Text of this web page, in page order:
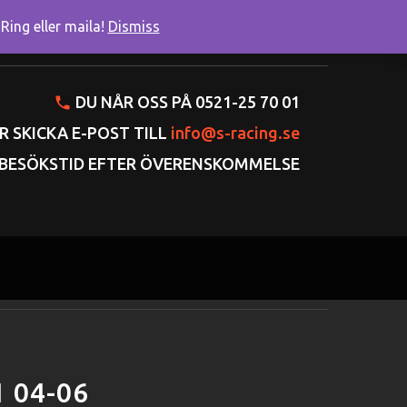
Varukorgen
DU NÅR OSS PÅ 0521-25 70 01
SKICKA E-POST TILL info@s-racing.se
EFTER ÖVERENSKOMMELSE
04-06
eller maila! Dismiss